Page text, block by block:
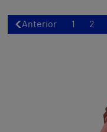
Anterior 1 2